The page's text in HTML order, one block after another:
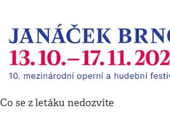
Co se z letáku nedozvíte